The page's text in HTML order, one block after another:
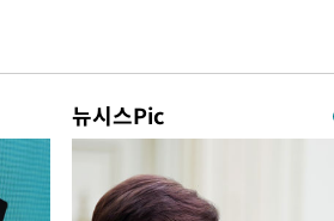
뉴시스Pic